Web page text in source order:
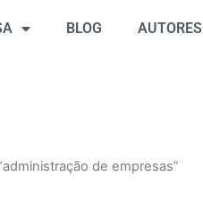
BLOG AUTORES
de empresas”